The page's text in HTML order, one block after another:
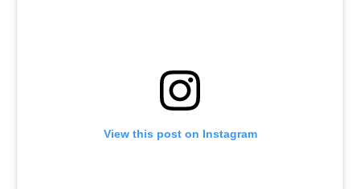
View this post on Instagram